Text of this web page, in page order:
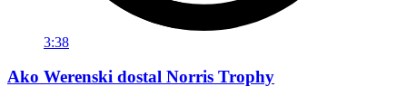
3:38
Ako Werenski dostal Norris Trophy